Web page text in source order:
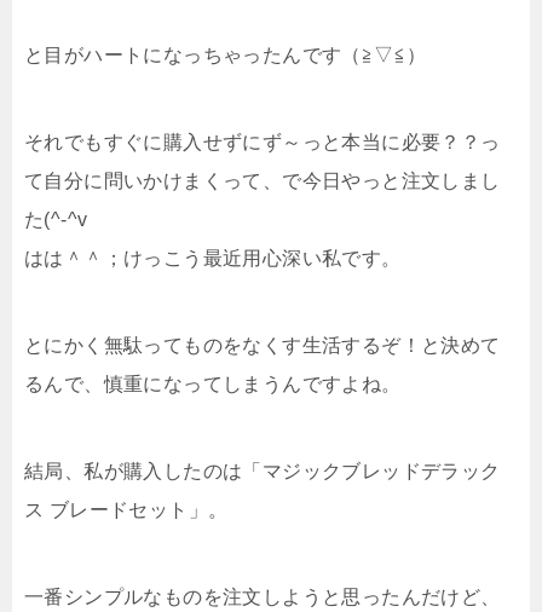
と目がハートになっちゃったんです（≧▽≦）
それでもすぐに購入せずにず～っと本当に必要？？っ
て自分に問いかけまくって、で今日やっと注文しまし
た(^-^v
はは＾＾；けっこう最近用心深い私です。
とにかく無駄ってものをなくす生活するぞ！と決めて
るんで、慎重になってしまうんですよね。
結局、私が購入したのは「マジックブレッドデラック
ス ブレードセット」。
一番シンプルなものを注文しようと思ったんだけど、